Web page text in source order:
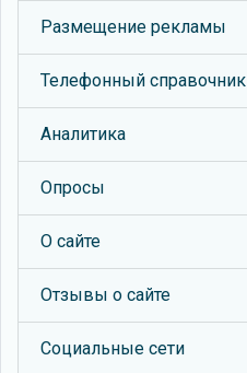
Размещение рекламы
Телефонный справочник
Аналитика
Опросы
О сайте
Отзывы о сайте
Социальные сети